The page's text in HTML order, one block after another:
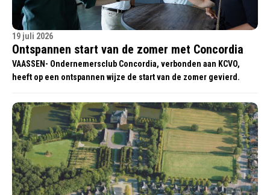
19 juli 2026
Ontspannen start van de zomer met Concordia
VAASSEN- Ondernemersclub Concordia, verbonden aan KCVO,
heeft op een ontspannen wijze de start van de zomer gevierd.